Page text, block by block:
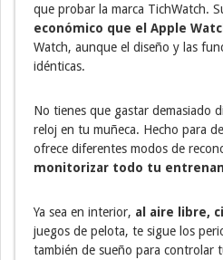
que probar la marca TichWatch.
económico que el Apple
Watch, aunque el diseño y las
idénticas.
No tienes que gastar demasiado
reloj en tu muñeca. Hecho para
ofrece diferentes modos de
monitorizar todo tu
Ya sea en interior, al aire libre,
juegos de pelota, te sigue los
también de sueño para controlar